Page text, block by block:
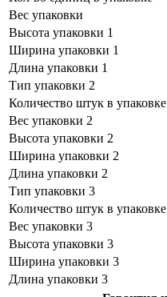
Вес упаковки
Высота упаковки 1
Ширина упаковки 1
Длина упаковки 1
Тип упаковки 2
Количество штук в
Вес упаковки 2
Высота упаковки 2
Ширина упаковки 2
Длина упаковки 2
Тип упаковки 3
Количество штук в
Вес упаковки 3
Высота упаковки 3
Ширина упаковки 3
Длина упаковки 3